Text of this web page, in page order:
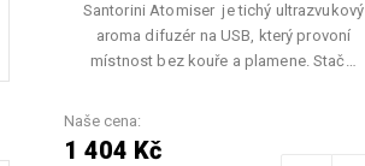
Santorini Atomiser je tichý ultrazvukový
aroma difuzér na USB, který provoní
místnost bez kouře a plamene. Stač…
Naše cena:
1 404 Kč